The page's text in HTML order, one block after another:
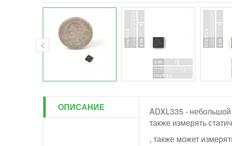
ОПИСАНИЕ
ADXL335 -
также измерять
, также может